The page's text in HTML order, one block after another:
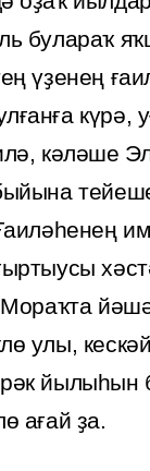
булараҡ
үҙенең
күрә,
кәләше
улы, кескәй
йылыһын
ағай ҙа.